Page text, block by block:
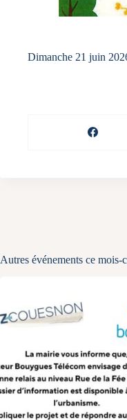
Dimanche 21 juin
Autres événements ce mois-